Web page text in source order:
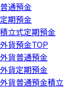
普通預金
定期預金
積立式定期預金
外貨預金TOP
外貨普通預金
外貨定期預金
外貨普通預金積立